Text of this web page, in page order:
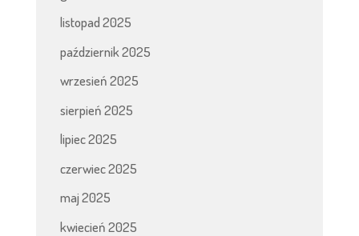
listopad 2025
październik 2025
wrzesień 2025
sierpień 2025
lipiec 2025
czerwiec 2025
maj 2025
kwiecień 2025